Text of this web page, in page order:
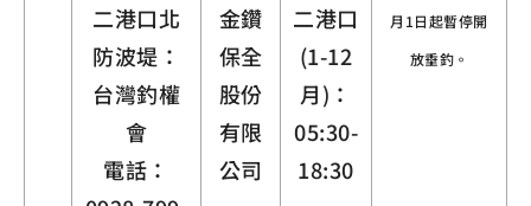
二港口北
防波堤：
台灣釣權
會
電話：
金鑽
保全
股份
有限
公司
二港口
(1-12
月)：
05:30-
18:30
月1日起暫停開
放垂釣。